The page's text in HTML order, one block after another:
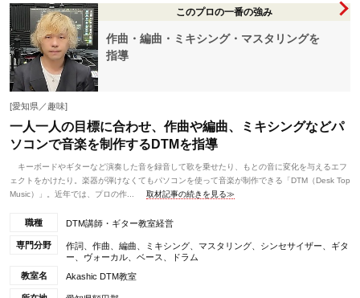
このプロの一番の強み
作曲・編曲・ミキシング・マスタリングを
指導
[愛知県／趣味]
一人一人の目標に合わせ、作曲や編曲、ミキシングなどパ
ソコンで音楽を制作するDTMを指導
キーボードやギターなど演奏した音を録音して歌を乗せたり、もとの音に変化を与えるエフ
ェクトをかけたり。楽器が弾けなくてもパソコンを使って音楽が制作できる「DTM（Desk Top
Music）」。近年では、プロの作...
取材記事の続きを見る≫
職種 DTM講師・ギター教室経営
専門分野
作詞、作曲、編曲、ミキシング、マスタリング、シンセサイザー、ギタ
ー、ヴォーカル、ベース、ドラム
教室名
Akashic DTM教室